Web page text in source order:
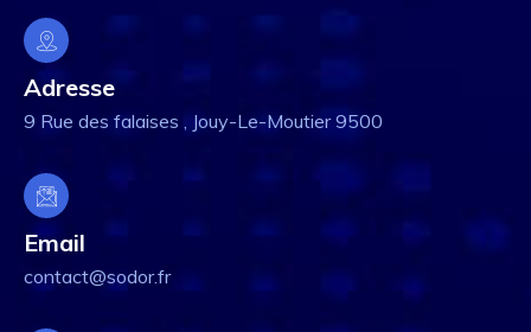
Adresse
9 Rue des falaises , Jouy-Le-Moutier 9500
Email
contact@sodor.fr